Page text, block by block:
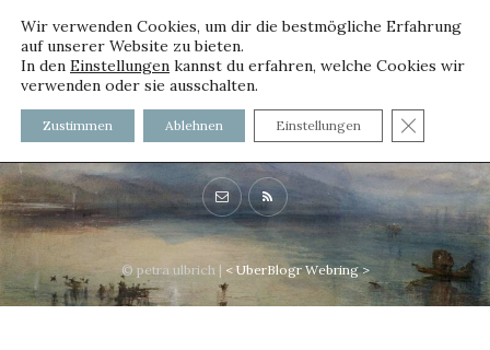
voller worte - mit und ohne
Innenfutter
© petra ulbrich | < UberBlogr Webring >
Wir verwenden Cookies, um dir die bestmögliche Erfahrung
auf unserer Website zu bieten.
In den Einstellungen kannst du erfahren, welche Cookies wir
verwenden oder sie ausschalten.
Zustimmen Ablehnen Einstellungen GDPR